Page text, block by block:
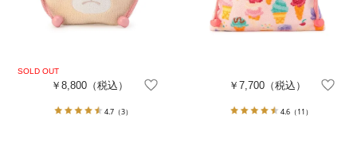
￥8,800 （税込）
4.7 （3）
￥7,700（税込）
4.6（11）